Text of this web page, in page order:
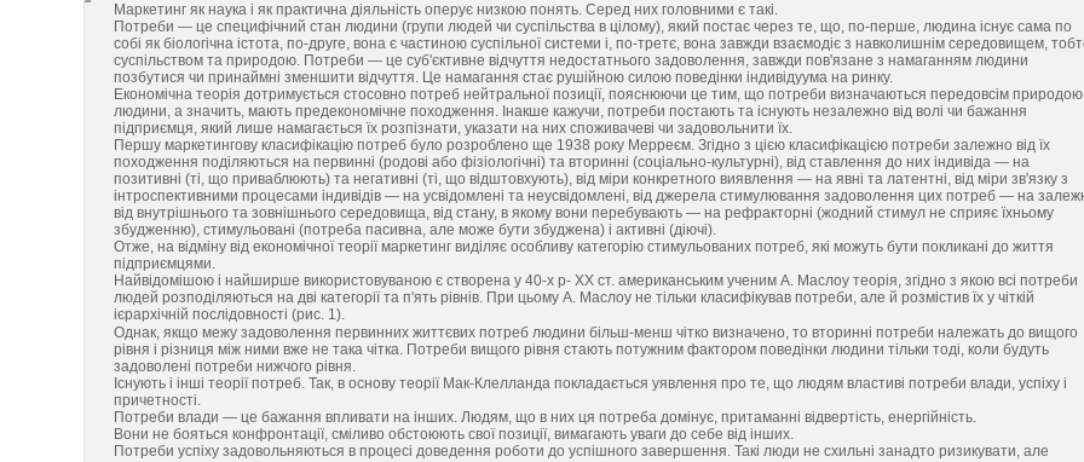
Маркетинг як наука і як практична діяльність оперує низкою понять. Серед них головними є такі.
Потреби — це специфічний стан людини (групи людей чи суспільства в цілому), який постає через те, що, по-перше, людина існує сама по
собі як біологічна істота, по-друге, вона є частиною суспільної системи і, по-третє, вона завжди взаємодіє з навколишнім середовищем,
суспільством та природою. Потреби — це суб'єктивне відчуття недостатнього задоволення, завжди пов'язане з намаганням людини
позбутися чи принаймні зменшити відчуття. Це намагання стає рушійною силою поведінки індивідуума на ринку.
Економічна теорія дотримується стосовно потреб нейтральної позиції, пояснюючи це тим, що потреби визначаються передовсім природою
людини, а значить, мають предекономічне походження. Інакше кажучи, потреби постають та існують незалежно від волі чи бажання
підприємця, який лише намагається їх розпізнати, указати на них споживачеві чи задовольнити їх.
Першу маркетингову класифікацію потреб було розроблено ще 1938 року Мерреєм. Згідно з цією класифікацією потреби залежно від їх
походження поділяються на первинні (родові або фізіологічні) та вторинні (соціально-культурні), від ставлення до них індивіда — на
позитивні (ті, що приваблюють) та негативні (ті, що відштовхують), від міри конкретного виявлення — на явні та латентні, від міри зв'язку з
інтроспективними процесами індивідів — на усвідомлені та неусвідомлені, від джерела стимулювання задоволення цих потреб — на
від внутрішнього та зовнішнього середовища, від стану, в якому вони перебувають — на рефракторні (жодний стимул не сприяє їхньому
збудженню), стимульовані (потреба пасивна, але може бути збуджена) і активні (діючі).
Отже, на відміну від економічної теорії маркетинг виділяє особливу категорію стимульованих потреб, які можуть бути покликані до життя
підприємцями.
Найвідомішою і найширше використовуваною є створена у 40-х р- XX ст. американським ученим А. Маслоу теорія, згідно з якою всі потреби
людей розподіляються на дві категорії та п'ять рівнів. При цьому А. Маслоу не тільки класифікував потреби, але й розмістив їх у чіткій
ієрархічній послідовності (рис. 1).
Однак, якщо межу задоволення первинних життєвих потреб людини більш-менш чітко визначено, то вторинні потреби належать до вищого
рівня і різниця між ними вже не така чітка. Потреби вищого рівня стають потужним фактором поведінки людини тільки тоді, коли будуть
задоволені потреби нижчого рівня.
Існують і інші теорії потреб. Так, в основу теорії Мак-Клелланда покладається уявлення про те, що людям властиві потреби влади, успіху і
причетності.
Потреби влади — це бажання впливати на інших. Людям, що в них ця потреба домінує, притаманні відвертість, енергійність.
Вони не бояться конфронтації, сміливо обстоюють свої позиції, вимагають уваги до себе від інших.
Потреби успіху задовольняються в процесі доведення роботи до успішного завершення. Такі люди не схильні занадто ризикувати, але